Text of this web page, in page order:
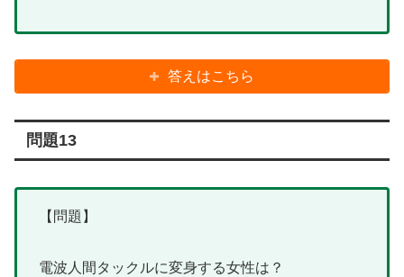
答えはこちら
問題13
【問題】
電波人間タックルに変身する女性は？